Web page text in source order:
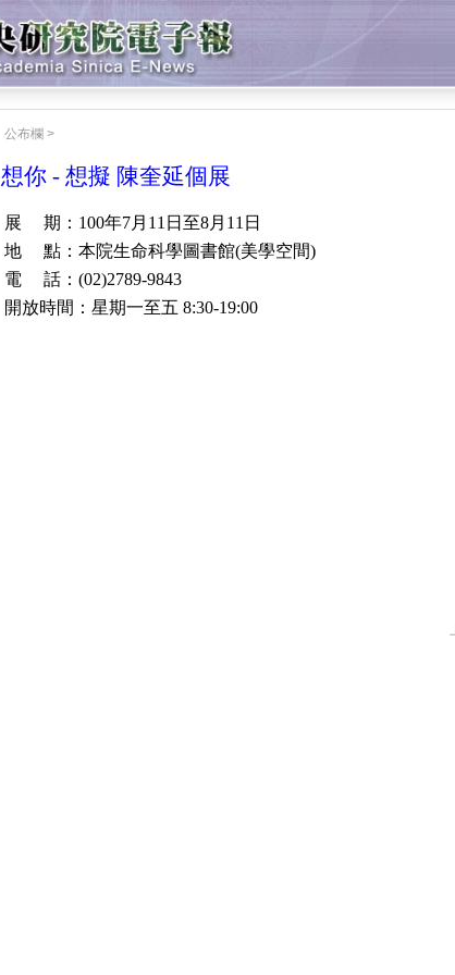
公布欄 >
想你 - 想擬 陳奎延個展
展 期： 100年7月11日至8月11日
地
點：本院生命科學圖書館(美學空間)
電
話： (02)2789-9843
開放時間：星期一至五 8:30-19:00